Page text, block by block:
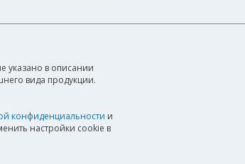
указано в описании
вида продукции.
конфиденциальности и
настройки cookie в